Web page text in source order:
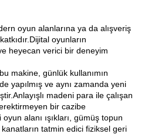
oyun alanlarına ya da alışveriş
oyunların
heyecan verici bir deneyim
makine, günlük kullanımın
yapılmış ve aynı zamanda yeni
madeni para ile çalışan
bir cazibe
alanı ışıkları, gümüş topun
tatmin edici fiziksel geri